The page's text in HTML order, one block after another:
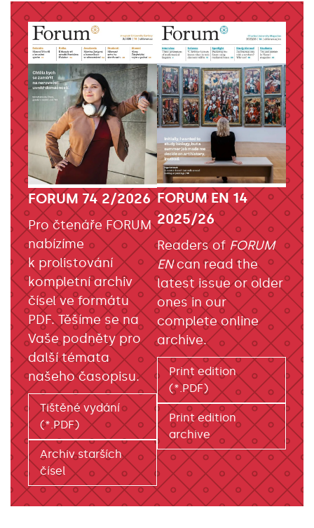
FORUM 74 2/2026
Pro čtenáře FORUM
nabízíme
k prolistování
kompletní archiv
čísel ve formátu
PDF. Těšíme se na
Vaše podněty pro
další témata
našeho časopisu.
Tištěné vydání
(*.PDF)
Archiv starších
čísel
FORUM EN 14
2025/26
Readers of FORUM
ENcan read the
latest issue or older
ones in our
complete online
archive.
Print edition
(*.PDF)
Print edition
archive